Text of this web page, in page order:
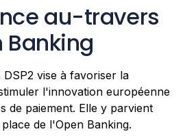
au-travers
Banking
DSP2 vise à favoriser la
l'innovation européenne
de paiement. Elle y parvient
de l'Open Banking.